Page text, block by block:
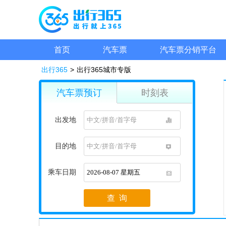
首页 汽车票 汽车票分销平台
出行365 > 出行365城市专版
汽车票预订 时刻表
出发地
目的地
1
乘车日期
1
查 询